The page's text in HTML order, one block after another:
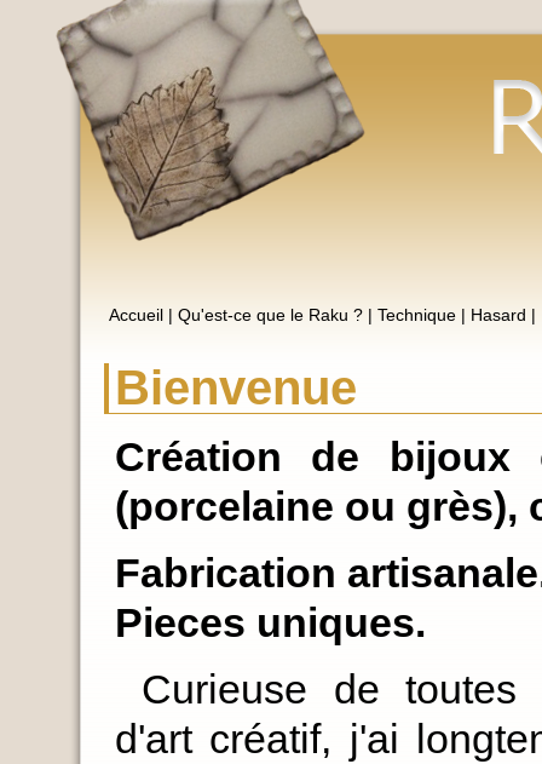
Accueil | Qu'est-ce que le Raku ? | Technique | Hasard |
Bienvenue
Création de bijoux
(porcelaine ou grès),
Fabrication
Pieces uniques.
Curieuse de toutes
d'art créatif, j'ai